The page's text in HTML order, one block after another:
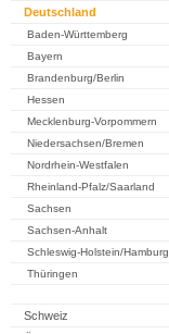
Deutschland
Baden-Württemberg
Bayern
Brandenburg/Berlin
Hessen
Mecklenburg-Vorpommern
Niedersachsen/Bremen
Nordrhein-Westfalen
Rheinland-Pfalz/Saarland
Sachsen
Sachsen-Anhalt
Schleswig-Holstein/Hamburg
Thüringen
Schweiz